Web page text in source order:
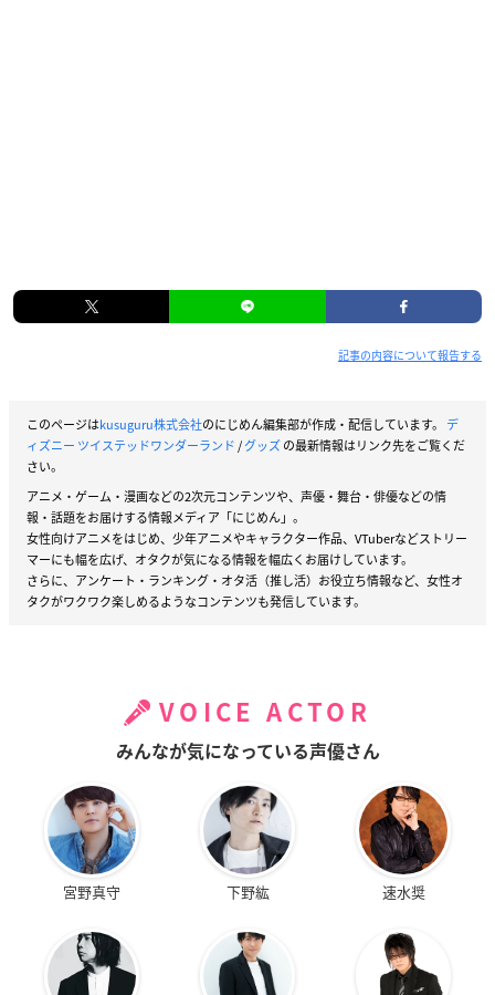
記事の内容について報告する
このページはkusuguru株式会社のにじめん編集部が作成・配信しています。 デ
ィズニー ツイステッドワンダーランド/グッズの最新情報はリンク先をご覧くだ
さい。
アニメ・ゲーム・漫画などの2次元コンテンツや、声優・舞台・俳優などの情
報・話題をお届けする情報メディア「にじめん」。
女性向けアニメをはじめ、少年アニメやキャラクター作品、VTuberなどストリー
マーにも幅を広げ、オタクが気になる情報を幅広くお届けしています。
さらに、アンケート・ランキング・オタ活（推し活）お役立ち情報など、女性オ
タクがワクワク楽しめるようなコンテンツも発信しています。
VOICE ACTOR
みんなが気になっている声優さん
宮野真守 下野紘 速水奨